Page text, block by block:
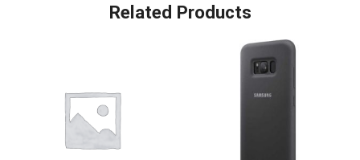
Related Products